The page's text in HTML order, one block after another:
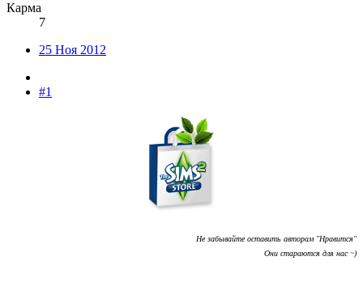
Карма
7
25 Ноя 2012
#1
Не забывайте оставить авторам "Нравится"
Они стараются для нас ~)